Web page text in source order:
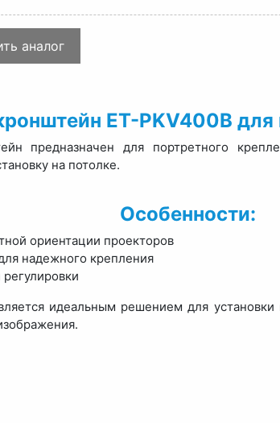
аналог
ET-PKV400B для
предназначен для портретного
на потолке.
Особенности:
ориентации проекторов
надежного крепления
идеальным решением для